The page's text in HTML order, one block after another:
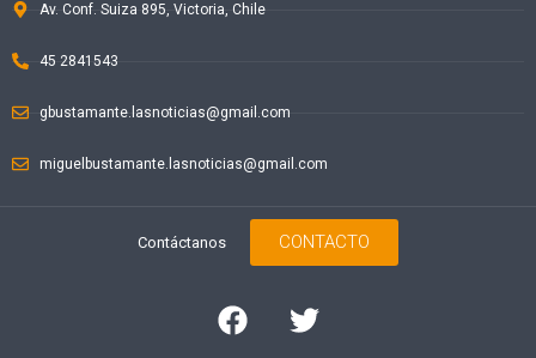
Av. Conf. Suiza 895, Victoria, Chile
45 2841543
gbustamante.lasnoticias@gmail.com
miguelbustamante.lasnoticias@gmail.com
Contáctanos CONTACTO